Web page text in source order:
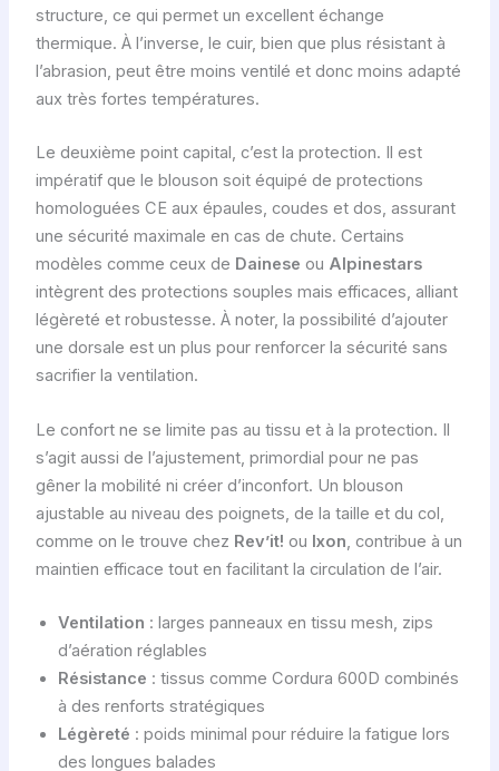
structure, ce qui permet un excellent échange
thermique. À l’inverse, le cuir, bien que plus résistant à
l’abrasion, peut être moins ventilé et donc moins adapté
aux très fortes températures.
Le deuxième point capital, c’est la protection. Il est
impératif que le blouson soit équipé de protections
homologuées CE aux épaules, coudes et dos, assurant
une sécurité maximale en cas de chute. Certains
modèles comme ceux de Dainese ou Alpinestars
intègrent des protections souples mais efficaces, alliant
légèreté et robustesse. À noter, la possibilité d’ajouter
une dorsale est un plus pour renforcer la sécurité sans
sacrifier la ventilation.
Le confort ne se limite pas au tissu et à la protection. Il
s’agit aussi de l’ajustement, primordial pour ne pas
gêner la mobilité ni créer d’inconfort. Un blouson
ajustable au niveau des poignets, de la taille et du col,
comme on le trouve chez Rev’it! ou Ixon, contribue à un
maintien efficace tout en facilitant la circulation de l’air.
Ventilation : larges panneaux en tissu mesh, zips
d’aération réglables
Résistance : tissus comme Cordura 600D combinés
à des renforts stratégiques
Légèreté : poids minimal pour réduire la fatigue lors
des longues balades